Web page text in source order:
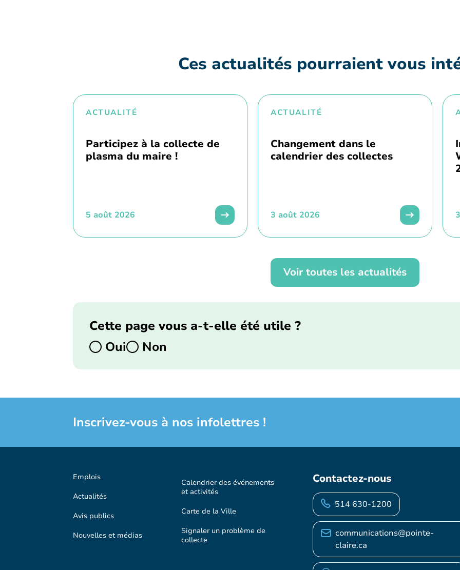
Ces actualités pourraient vous
ACTUALITÉ
Participez à la collecte de
plasma du maire !
5 août 2026
ACTUALITÉ
Changement dans le
calendrier des collectes
3 août 2026
Voir toutes les actualités
Cette page vous a-t-elle été utile ?
Oui
Non
Inscrivez-vous à nos infolettres !
Emplois
Actualités
Avis publics
Nouvelles et médias
Calendrier des événements
et activités
Carte de la Ville
Signaler un problème de
collecte
Contactez-nous
514 630-1200
communications@pointe-
claire.ca